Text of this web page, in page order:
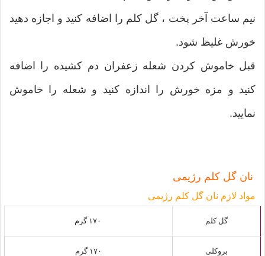
نیم ساعت آخر پخت ، گل کلم را اضافه کنید و اجازه دهید
خورش غلیظ شود.
قبل خاموش کردن شعله زعفران دم کشیده را اضافه
کنید و مزه خورش را اندازه کنید و شعله را خاموش
نمایید.
نان گل کلم رژیمی
مواد لازم نان گل کلم رژیمی
گل‌ کلم
بروکلی ۱۷۰ گرم